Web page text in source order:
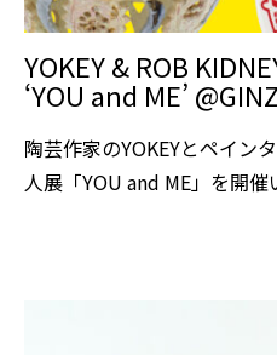
YOKEY & ROB
‘YOU and ME’
陶芸作家のYOKEYとペイン
人展「YOU and ME」を開催